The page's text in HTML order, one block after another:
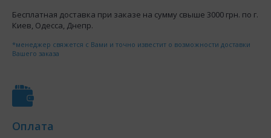
Бесплатная доставка при заказе на сумму свыше 3000 грн. по г.
Киев, Одесса, Днепр.
*менеджер свяжется с Вами и точно известит о возможности доставки
Вашего заказа
Оплата